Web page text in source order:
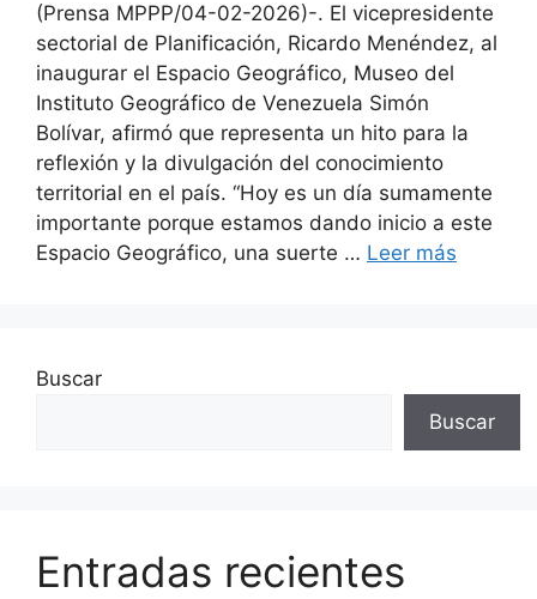
(Prensa MPPP/04-02-2026)-. El vicepresidente
sectorial de Planificación, Ricardo Menéndez, al
inaugurar el Espacio Geográfico, Museo del
Instituto Geográfico de Venezuela Simón
Bolívar, afirmó que representa un hito para la
reflexión y la divulgación del conocimiento
territorial en el país. “Hoy es un día sumamente
importante porque estamos dando inicio a este
Espacio Geográfico, una suerte … Leer más
Buscar
Buscar
Entradas recientes